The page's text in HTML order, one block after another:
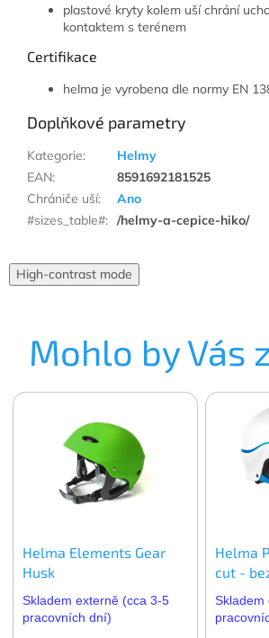
plastové kryty kolem uší chrání
kontaktem s terénem
Certifikace
helma je vyrobena dle normy EN
Doplňkové parametry
Kategorie:
Helmy
EAN:
8591692181525
Chrániče uší:
Ano
#sizes_table#: /helmy-a-cepice-hiko/
High-contrast mode
Mohlo by Vás
Helma Elements Gear
Husk
Skladem externě (cca 3-5
pracovních dní)
Helma
cut -
Skladem